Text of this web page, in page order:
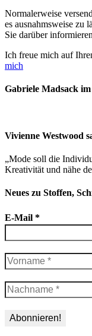
Normalerweise
es ausnahmsweise zu
Sie darüber
Ich freue mich auf
mich
Gabriele Madsack
Vivienne Westwood
„Mode soll die
Kreativität und nähe
Neues zu Stoffen,
E-Mail *